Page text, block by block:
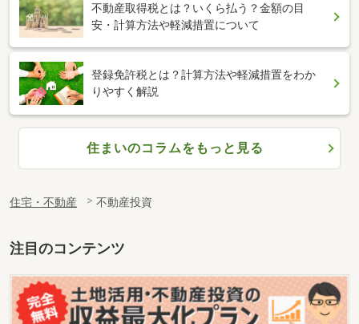
不動産取得税とは？いくら払う？金額の目
安・計算方法や軽減措置について
登録免許税とは？計算方法や軽減措置をわか
りやすく解説
住まいのコラムをもっと見る
住宅・不動産 不動産投資
注目のコンテンツ